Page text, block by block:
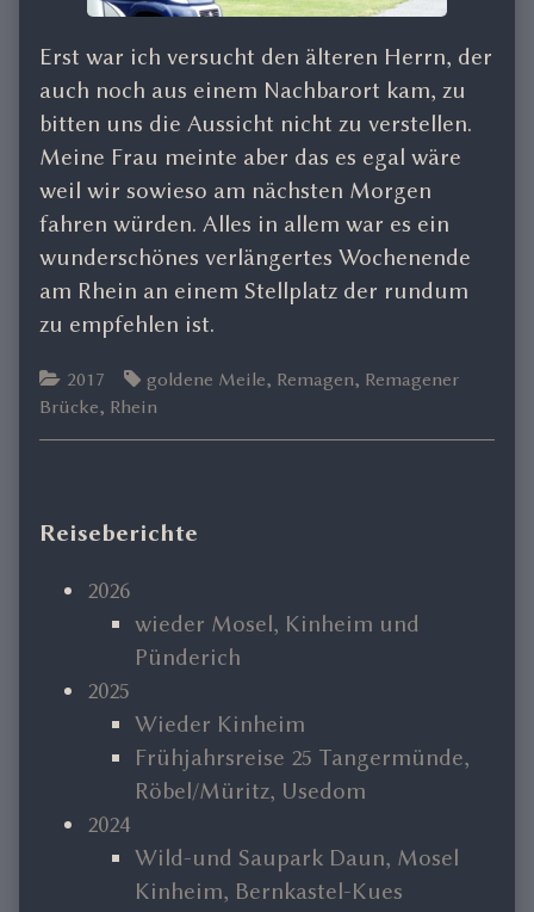
Erst war ich versucht den älteren Herrn, der
auch noch aus einem Nachbarort kam, zu
bitten uns die Aussicht nicht zu verstellen.
Meine Frau meinte aber das es egal wäre
weil wir sowieso am nächsten Morgen
fahren würden. Alles in allem war es ein
wunderschönes verlängertes Wochenende
am Rhein an einem Stellplatz der rundum
zu empfehlen ist.
Categories
2017 Tags
goldene Meile, Remagen, Remagener
Brücke, Rhein
Primary
Sidebar
Reiseberichte
2026
wieder Mosel, Kinheim und
Pünderich
2025
Wieder Kinheim
Frühjahrsreise 25 Tangermünde,
Röbel/Müritz, Usedom
2024
Wild-und Saupark Daun, Mosel
Kinheim, Bernkastel-Kues